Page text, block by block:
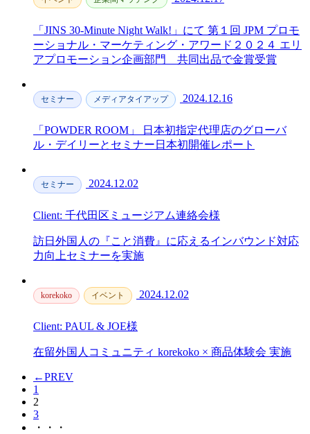
「JINS 30-Minute Night Walk!」にて 第１回 JPM プロモ
ーショナル・マーケティング・アワード２０２４ エリ
アプロモーション企画部門 共同出品で金賞受賞
セミナー メディアタイアップ 2024.12.16
「POWDER ROOM」 日本初指定代理店のグローバ
ル・デイリーとセミナー日本初開催レポート
セミナー 2024.12.02
Client: 千代田区ミュージアム連絡会様
訪日外国人の『こと消費』に応えるインバウンド対応
力向上セミナーを実施
korekoko イベント 2024.12.02
Client: PAUL & JOE様
在留外国人コミュニティ korekoko × 商品体験会 実施
←PREV
1
2
3
・・・